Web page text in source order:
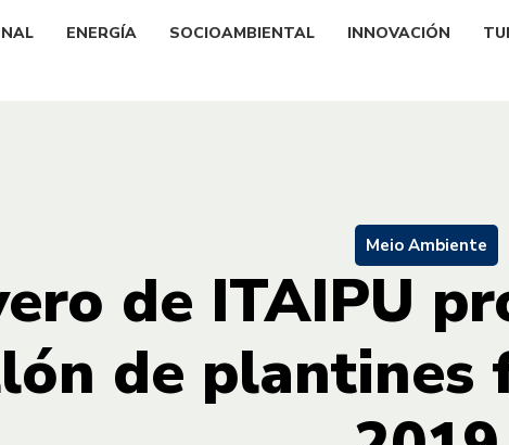
ENERGÍA SOCIOAMBIENTAL INNOVACIÓN
Meio Ambiente
de ITAIPU
de plantines